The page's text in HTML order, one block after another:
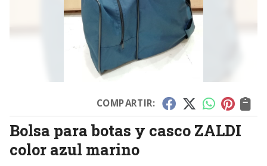
COMPARTIR:
Bolsa para botas y casco ZALDI
color azul marino